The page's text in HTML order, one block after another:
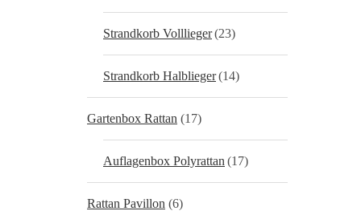
Strandkorb Volllieger(23)
Strandkorb Halblieger(14)
Gartenbox Rattan (17)
Auflagenbox Polyrattan (17)
Rattan Pavillon (6)